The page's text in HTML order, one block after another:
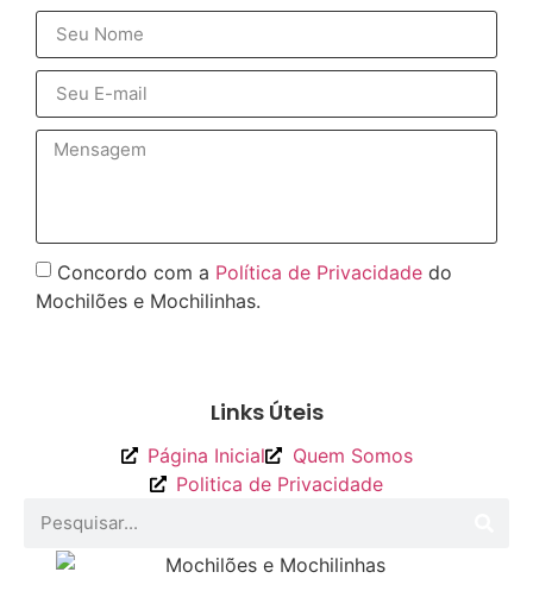
Concordo com a Política de Privacidade do
Mochilões e Mochilinhas.
Links Úteis
Página Inicial
Quem Somos
Politica de Privacidade